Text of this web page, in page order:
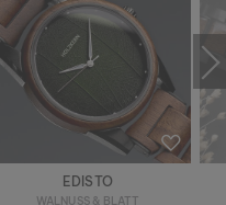
EDISTO
WALNUSS & BLATT